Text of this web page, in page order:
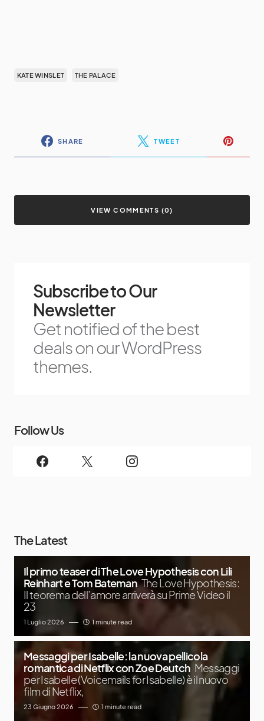
KATE WINSLET THE PALACE
SHARE TWEET
VIEW COMMENTS (0)
Subscribe to Our
Newsletter
Get notified of the best
deals on our WordPress
themes.
Follow Us
The Latest
Il primo teaser di The Love Hypothesis con Lili
Reinhart e Tom Bateman The Love Hypothesis:
Il teorema dell’amore arriverà su Prime Video il
23
1 Luglio 2026 1 minute read
Messaggi per Isabelle: la nuova pellicola
romantica di Netflix con Zoe Deutch Messaggi
per Isabelle (Voicemails for Isabelle) è il nuovo
film di Netflix,
23 Giugno 2026 1 minute read